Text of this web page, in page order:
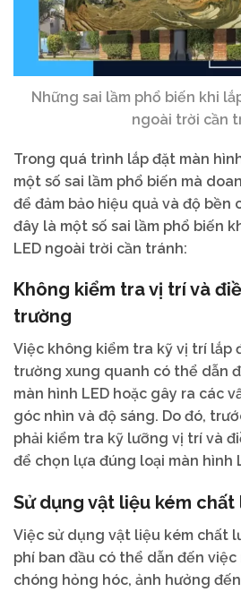
Những sai lầm phổ biến khi
ngoài trời cần
Trong quá trình lắp đặt màn
một số sai lầm phổ biến mà
để đảm bảo hiệu quả và độ bền
đây là một số sai lầm phổ biến
LED ngoài trời cần tránh:
Không kiểm tra vị trí và
trường
Việc không kiểm tra kỹ vị trí lắp
trường xung quanh có thể dẫn
màn hình LED hoặc gây ra các
góc nhìn và độ sáng. Do đó,
phải kiểm tra kỹ lưỡng vị trí và
để chọn lựa đúng loại màn hình
Sử dụng vật liệu kém chất
Việc sử dụng vật liệu kém chất
phí ban đầu có thể dẫn đến việc
chóng hỏng hóc, ảnh hưởng